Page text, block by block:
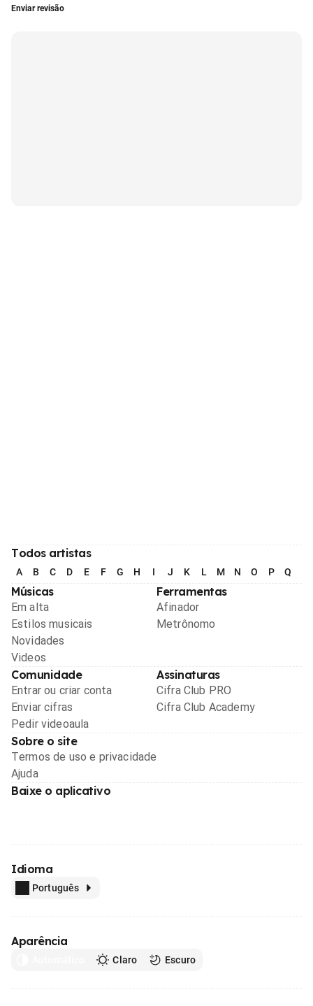
Enviar revisão
Todos artistas
A B C D E F G H I J K L M N O P Q
Músicas
Em alta
Estilos musicais
Novidades
Videos
Ferramentas
Afinador
Metrônomo
Comunidade
Entrar ou criar conta
Enviar cifras
Pedir videoaula
Assinaturas
Cifra Club PRO
Cifra Club Academy
Sobre o site
Termos de uso e privacidade
Ajuda
Baixe o aplicativo
Idioma
Português
Aparência
Claro Escuro